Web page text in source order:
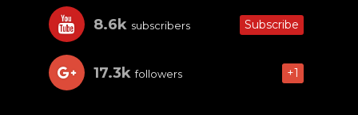
8.6k subscribers Subscribe
17.3k followers +1